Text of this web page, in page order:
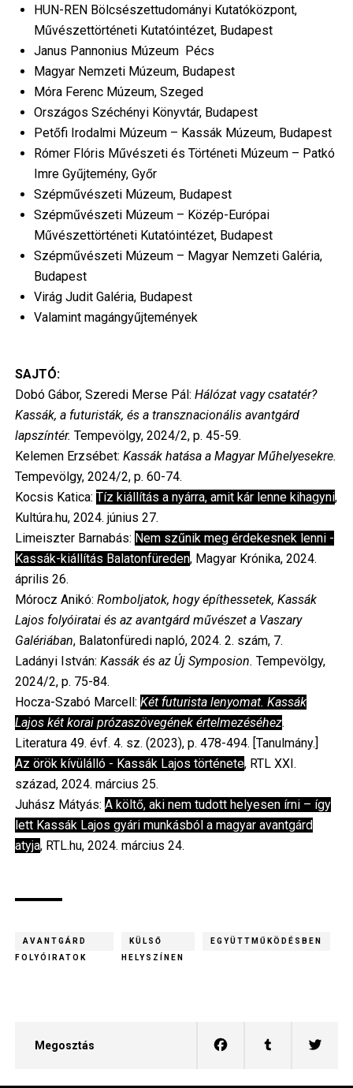
HUN-REN Bölcsészettudományi Kutatóközpont,
Művészettörténeti Kutatóintézet, Budapest
Janus Pannonius Múzeum Pécs
Magyar Nemzeti Múzeum, Budapest
Móra Ferenc Múzeum, Szeged
Országos Széchényi Könyvtár, Budapest
Petőfi Irodalmi Múzeum – Kassák Múzeum, Budapest
Rómer Flóris Művészeti és Történeti Múzeum – Patkó
Imre Gyűjtemény, Győr
Szépművészeti Múzeum, Budapest
Szépművészeti Múzeum – Közép-Európai
Művészettörténeti Kutatóintézet, Budapest
Szépművészeti Múzeum – Magyar Nemzeti Galéria,
Budapest
Virág Judit Galéria, Budapest
Valamint magángyűjtemények
SAJTÓ:
Dobó Gábor, Szeredi Merse Pál: Hálózat vagy csatatér?
Kassák, a futuristák, és a transznacionális avantgárd
lapszíntér. Tempevölgy, 2024/2, p. 45-59.
Kelemen Erzsébet: Kassák hatása a Magyar Műhelyesekre.
Tempevölgy, 2024/2, p. 60-74.
Kocsis Katica: Tíz kiállítás a nyárra, amit kár lenne kihagyni,
Kultúra.hu, 2024. június 27.
Limeiszter Barnabás: Nem szűnik meg érdekesnek lenni -
Kassák-kiállítás Balatonfüreden, Magyar Krónika, 2024.
április 26.
Mórocz Anikó: Romboljatok, hogy építhessetek, Kassák
Lajos folyóiratai és az avantgárd művészet a Vaszary
Galériában, Balatonfüredi napló, 2024. 2. szám, 7.
Ladányi István: Kassák és az Új Symposion. Tempevölgy,
2024/2, p. 75-84.
Hocza-Szabó Marcell: Két futurista lenyomat. Kassák
Lajos két korai prózaszövegének értelmezéséhez.
Literatura 49. évf. 4. sz. (2023), p. 478-494. [Tanulmány.]
Az örök kívülálló - Kassák Lajos története, RTL XXI.
század, 2024. március 25.
Juhász Mátyás: A költő, aki nem tudott helyesen írni – így
lett Kassák Lajos gyári munkásból a magyar avantgárd
atyja, RTL.hu, 2024. március 24.
AVANTGÁRD
FOLYÓIRATOK
KÜLSŐ
HELYSZÍNEN
EGYÜTTMŰKÖDÉSBEN
Megosztás